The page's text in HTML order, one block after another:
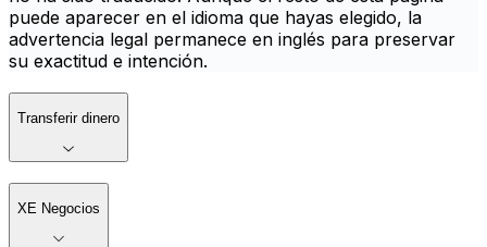
puede aparecer en el idioma que hayas elegido, la
advertencia legal permanece en inglés para preservar
su exactitud e intención.
Transferir dinero
XE Negocios